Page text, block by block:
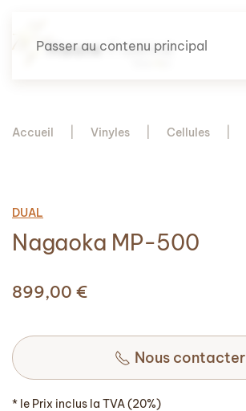
Passer au contenu principal
Accueil Vinyles Cellules
DUAL
Nagaoka MP-500
899,00 €
Nous contacter
* le Prix inclus la TVA (20%)